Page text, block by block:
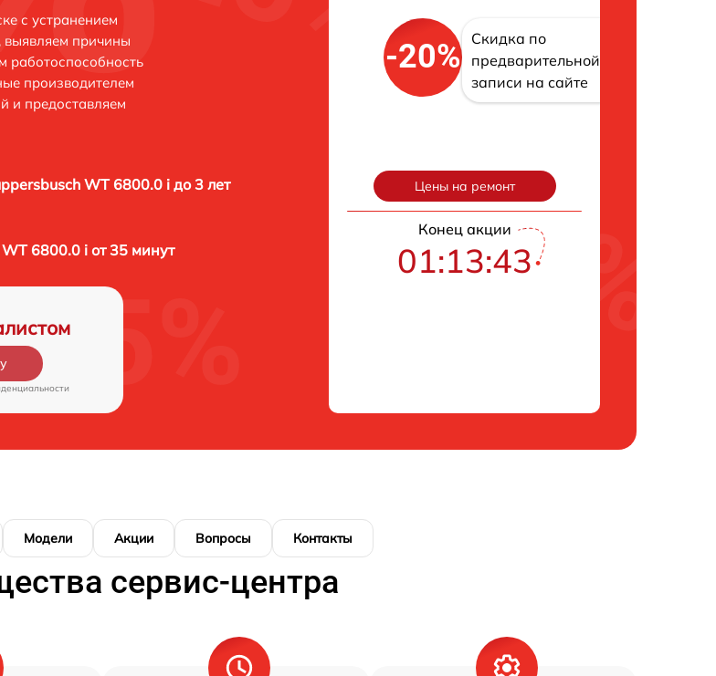
с устранением
выявляем причины
работоспособность
производителем
и предоставляем
WT 6800.0 i до 3 лет
6800.0 i от 35 минут
-20%
Скидка по
предварительной
записи на сайте
Цены на ремонт
Конец акции
01:13:42
Модели Акции Вопросы Контакты
сервис-центра